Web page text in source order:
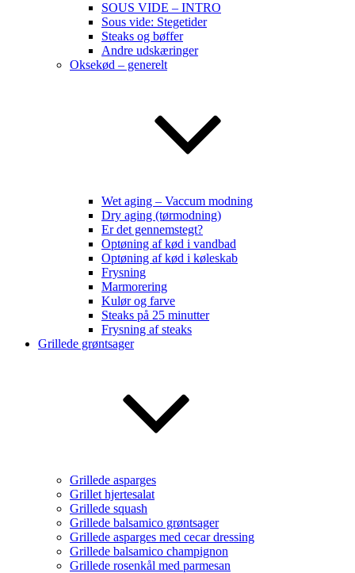
SOUS VIDE – INTRO
Sous vide: Stegetider
Steaks og bøffer
Andre udskæringer
Oksekød – generelt
Wet aging – Vaccum modning
Dry aging (tørmodning)
Er det gennemstegt?
Optøning af kød i vandbad
Optøning af kød i køleskab
Frysning
Marmorering
Kulør og farve
Steaks på 25 minutter
Frysning af steaks
Grillede grøntsager
Grillede asparges
Grillet hjertesalat
Grillede squash
Grillede balsamico grøntsager
Grillede asparges med cecar dressing
Grillede balsamico champignon
Grillede rosenkål med parmesan